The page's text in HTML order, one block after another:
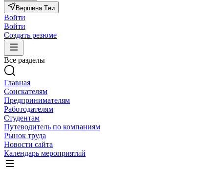
Вершина Тёи
Войти
Войти
Создать резюме
Все разделы
Главная
Соискателям
Предпринимателям
Работодателям
Студентам
Путеводитель по компаниям
Рынок труда
Новости сайта
Календарь мероприятий